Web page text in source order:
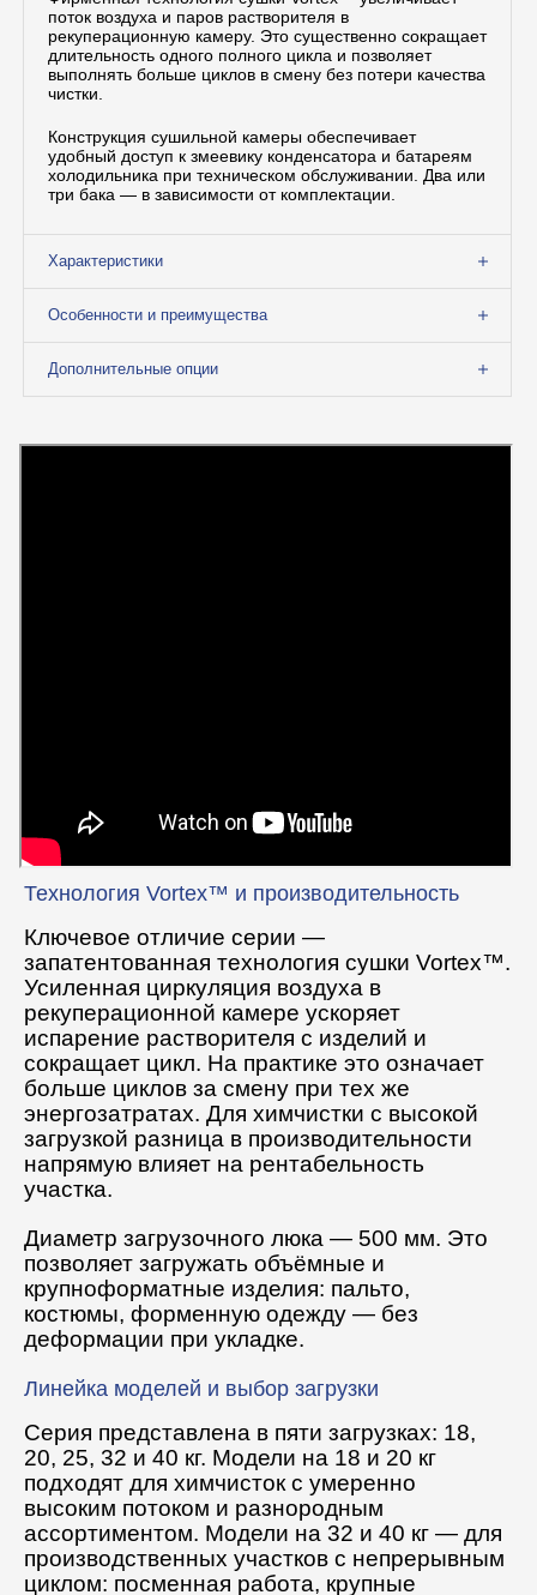
поток воздуха и паров растворителя в
рекуперационную камеру. Это существенно сокращает
длительность одного полного цикла и позволяет
выполнять больше циклов в смену без потери качества
чистки.
Конструкция сушильной камеры обеспечивает
удобный доступ к змеевику конденсатора и батареям
холодильника при техническом обслуживании. Два или
три бака — в зависимости от комплектации.
Характеристики
Особенности и преимущества
Дополнительные опции
Технология Vortex™ и производительность
Ключевое отличие серии —
запатентованная технология сушки Vortex™.
Усиленная циркуляция воздуха в
рекуперационной камере ускоряет
испарение растворителя с изделий и
сокращает цикл. На практике это означает
больше циклов за смену при тех же
энергозатратах. Для химчистки с высокой
загрузкой разница в производительности
напрямую влияет на рентабельность
участка.
Диаметр загрузочного люка — 500 мм. Это
позволяет загружать объёмные и
крупноформатные изделия: пальто,
костюмы, форменную одежду — без
деформации при укладке.
Линейка моделей и выбор загрузки
Серия представлена в пяти загрузках: 18,
20, 25, 32 и 40 кг. Модели на 18 и 20 кг
подходят для химчисток с умеренно
высоким потоком и разнородным
ассортиментом. Модели на 32 и 40 кг — для
производственных участков с непрерывным
циклом: посменная работа, крупные